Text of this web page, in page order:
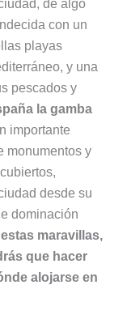
de algo
con un
playas
y una
pescados y
la gamba
importante
monumentos y
desde su
dominación
maravillas,
que hacer
alojarse en